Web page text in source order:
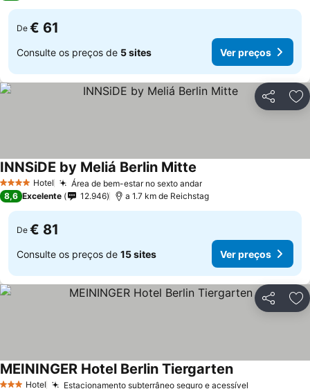
De € 61
Consulte os preços de 5 sites Ver preços
Partilhar
4 EstrelasHotel Área de bem-estar no sexto andar
INNSiDE by Meliá Berlin Mitte
8,6 Excelente 12.946 a 1.7 km de Reichstag
De € 81
Consulte os preços de 15 sites Ver preços
Partilhar
Hotel Estacionamento subterrâneo seguro e acessível
MEININGER Hotel Berlin Tiergarten